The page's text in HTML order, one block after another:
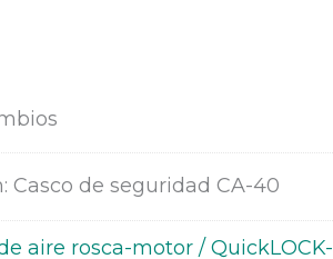
Casco de seguridad CA-40
aire rosca-motor / QuickLOCK-